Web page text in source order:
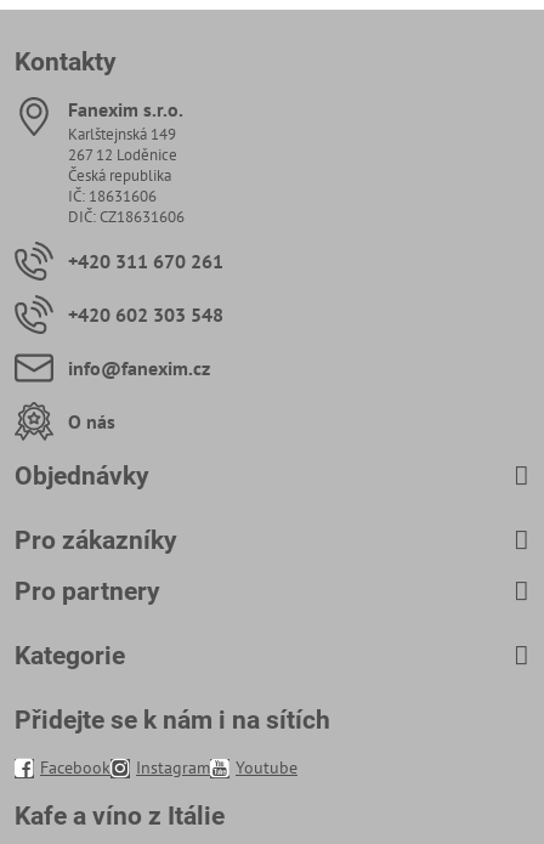
Kontakty
Fanexim s​.r​.o​.
Karlštejnská 149
267 12 Loděnice
Česká republika
IČ: 18631606
DIČ: CZ18631606
+420 311 670 261
+420 602 303 548
info​@fanexim​.cz
O nás
Objednávky
Pro zákazníky
Pro partnery
Kategorie
Přidejte se k nám i na sítích
Facebook Instagram Youtube
Kafe a víno z Itálie